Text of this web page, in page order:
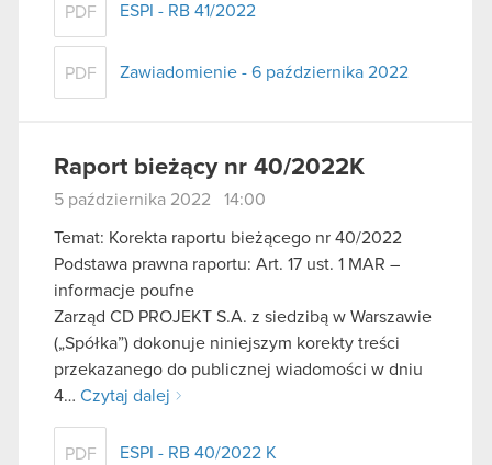
PDF ESPI - RB 41/2022
PDF Zawiadomienie - 6 października 2022
Raport bieżący nr 40/2022K
5 października 2022 14:00
Temat: Korekta raportu bieżącego nr 40/2022
Podstawa prawna raportu: Art. 17 ust. 1 MAR –
informacje poufne
Zarząd CD PROJEKT S.A. z siedzibą w Warszawie
(„Spółka”) dokonuje niniejszym korekty treści
przekazanego do publicznej wiadomości w dniu
4… Czytaj dalej
PDF ESPI - RB 40/2022 K